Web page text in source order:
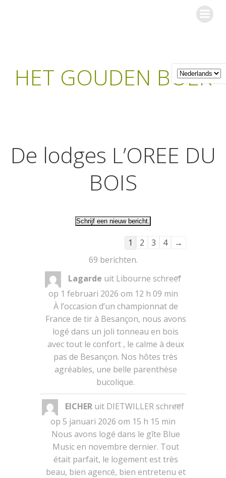
HET GOUDEN BOEK
De lodges L’OREE DU
BOIS
Navigatie
gastenboek-
lijst
1 2 3 4
→
69 berichten.
Lagarde uit Libourne schreef
op 1 februari 2026 om 12 h 09 min
À l’occasion d’un championnat de
France de tir à Besançon, nous avons
logé dans un joli tonneau en bois
avec tout le confort , le calme à deux
pas de Besançon. Nos hôtes très
agréables, une belle parenthèse
bucolique.
...Wissel
EICHER uit DIETWILLER schreef
op 5 januari 2026 om 15 h 15 min
Nous avons logé dans le gîte Blue
Music en novembre dernier. Tout
était parfait, le logement est très
beau, bien agencé, bien entretenu et
...Wissel
deze